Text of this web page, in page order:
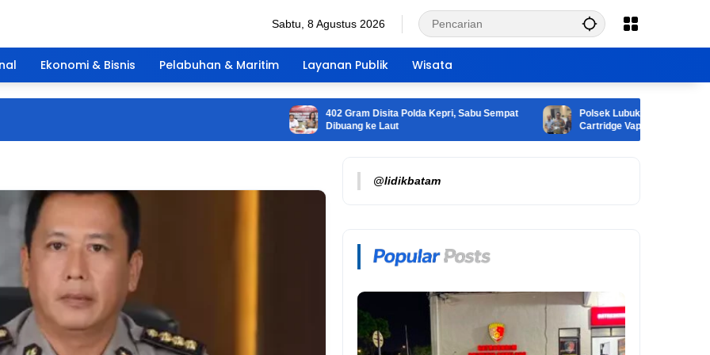
Sabtu, 8 Agustus 2026
Ekonomi & Bisnis Pelabuhan & Maritim Layanan Publik Wisata
402 Gram Disita Polda Kepri, Sabu Sempat
Dibuang ke Laut
Polsek Lubuk Baja Bongkar
Cartridge Vape, 2 Tersangka
@lidikbatam